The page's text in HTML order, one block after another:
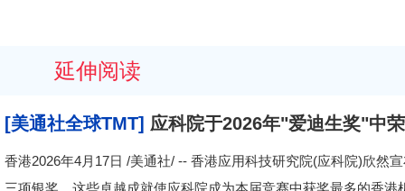
延伸阅读
[美通社全球TMT] 应科院于2026年"爱迪生奖"中
香港2026年4月17日 /美通社/ -- 香港应用科技研究院(应科院)欣然
三项银奖。这些卓越成就使应科院成为本届竞赛中获奖最多的香港